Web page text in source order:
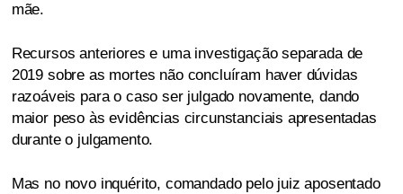
mãe.
Recursos anteriores e uma investigação separada de
2019 sobre as mortes não concluíram haver dúvidas
razoáveis para o caso ser julgado novamente, dando
maior peso às evidências circunstanciais apresentadas
durante o julgamento.
Mas no novo inquérito, comandado pelo juiz aposentado